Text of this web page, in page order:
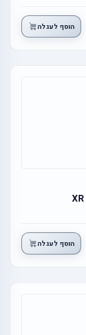
הוסף לעגלה
הוסף לעגלה